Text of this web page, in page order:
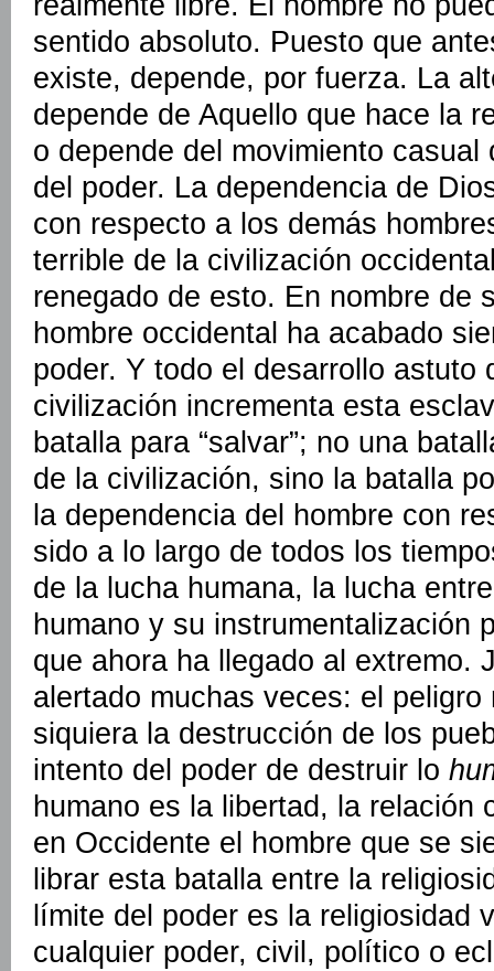
sentido absoluto. Puesto que
existe, depende, por fuerza. La
depende de Aquello que hace la
o depende del movimiento
del poder. La dependencia de
con respecto a los demás
terrible de la civilización
renegado de esto. En nombre de
hombre occidental ha acabado
poder. Y todo el desarrollo astuto
civilización incrementa esta
batalla para “salvar”; no una
de la civilización, sino la batalla
la dependencia del hombre con
sido a lo largo de todos los
de la lucha humana, la lucha
humano y su instrumentalización
que ahora ha llegado al extremo.
alertado muchas veces: el
siquiera la destrucción de los
intento del poder de destruir lo
humano es la libertad, la relación
en Occidente el hombre que se
librar esta batalla entre la
límite del poder es la religiosidad
cualquier poder, civil, político o